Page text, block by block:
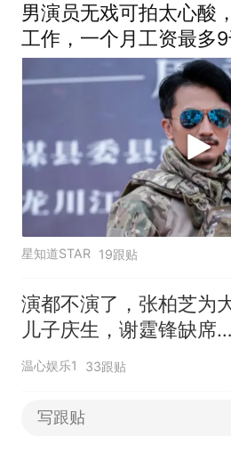
男演员无戏可拍太心酸
工作，一个月工资最多
星知道STAR 19跟贴
演都不演了，张柏芝为
儿子庆生，谢霆锋缺席沉
默，彻底沦为外人
温心娱乐1 33跟贴
演员阚清子：回家乡哈
写跟贴